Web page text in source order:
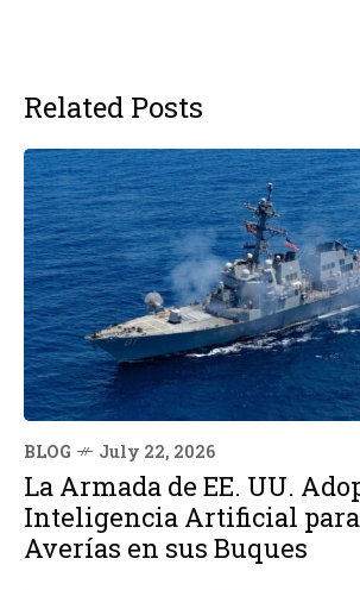
Related Posts
BLOG July 22, 2026
La Armada de EE. UU.
Inteligencia Artificial
Averías en sus Buques